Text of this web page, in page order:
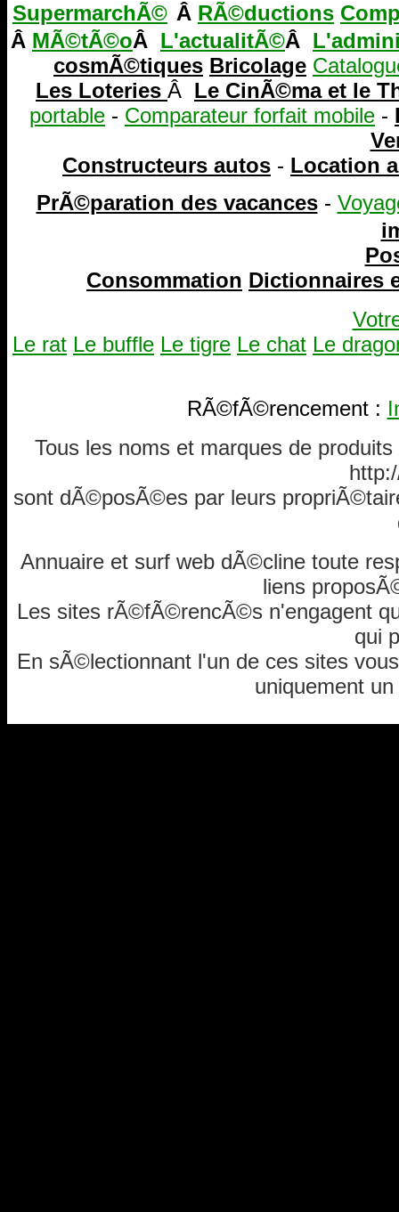
SupermarchÃ© Â RÃ©ductions
Â MÃ©tÃ©oÂ L'actualitÃ©Â
cosmÃ©tiques Bricolage
Les Loteries Â Le CinÃ©ma et le
portable - Comparateur forfait mobile -
Constructeurs autos - Location
PrÃ©paration des vacances-
Consommation Dictionnaires
Le rat Le buffle Le tigre Le chat Le
RÃ©fÃ©rencement :
Tous les noms et marques de
sont dÃ©posÃ©es par leurs
Annuaire et surf web dÃ©cline toute
liens
Les sites rÃ©fÃ©rencÃ©s n'engagent
qui
En sÃ©lectionnant l'un de ces sites
uniquement